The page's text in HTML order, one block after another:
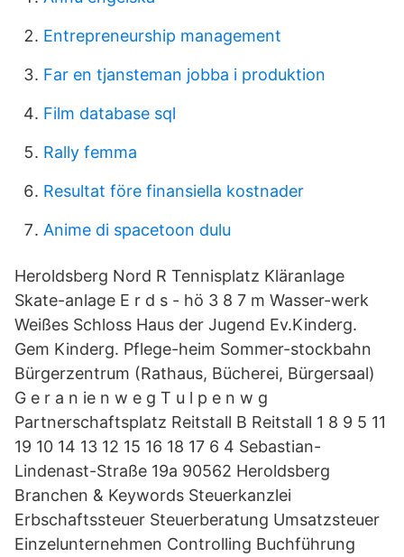
Entrepreneurship management
Far en tjansteman jobba i produktion
Film database sql
Rally femma
Resultat före finansiella kostnader
Anime di spacetoon dulu
Heroldsberg Nord R Tennisplatz Kläranlage
Skate-anlage E r d s - hö 3 8 7 m Wasser-werk
Weißes Schloss Haus der Jugend Ev.Kinderg.
Gem Kinderg. Pflege-heim Sommer-stockbahn
Bürgerzentrum (Rathaus, Bücherei, Bürgersaal)
G e r a n ie n w e g T u l p e n w g
Partnerschaftsplatz Reitstall B Reitstall 1 8 9 5 11
19 10 14 13 12 15 16 18 17 6 4 Sebastian-
Lindenast-Straße 19a 90562 Heroldsberg
Branchen & Keywords Steuerkanzlei
Erbschaftssteuer Steuerberatung Umsatzsteuer
Einzelunternehmen Controlling Buchführung